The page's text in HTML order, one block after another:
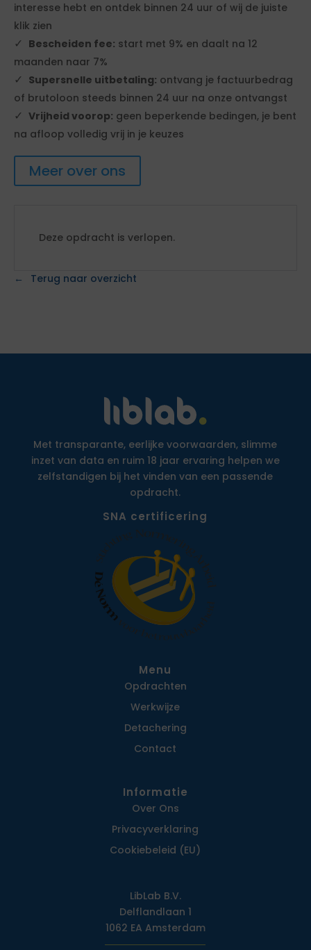
interesse hebt en ontdek binnen 24 uur of wij de juiste
klik zien
Bescheiden fee: start met 9% en daalt na 12
maanden naar 7%
Supersnelle uitbetaling: ontvang je factuurbedrag
of brutoloon steeds binnen 24 uur na onze ontvangst
Vrijheid voorop: geen beperkende bedingen, je bent
na afloop volledig vrij in je keuzes
Meer over ons
Deze opdracht is verlopen.
Terug naar overzicht
Met transparante, eerlijke voorwaarden, slimme
inzet van data en ruim 18 jaar ervaring helpen we
zelfstandigen bij het vinden van een passende
opdracht.
SNA certificering
Menu
Opdrachten
Werkwijze
Detachering
Contact
Informatie
Over Ons
Privacy­verklaring
Cookiebeleid (EU)
LibLab B.V.
Delflandlaan 1
1062 EA Amsterdam